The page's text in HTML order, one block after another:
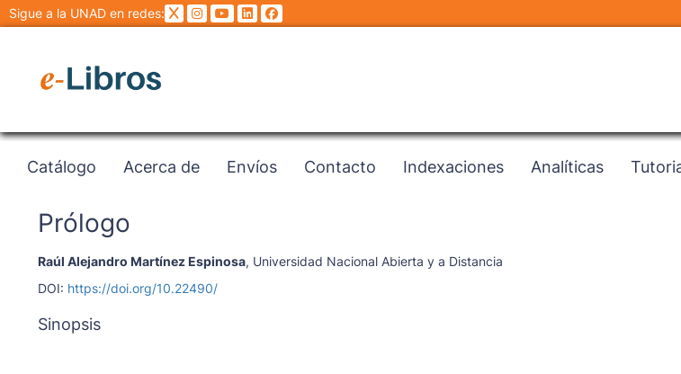
Sigue a la UNAD en redes:
Catálogo Acerca de Envíos Contacto Indexaciones Analíticas
Prólogo
Raúl Alejandro Martínez Espinosa, Universidad Nacional Abierta y a Distancia
DOI: https://doi.org/10.22490/
Sinopsis